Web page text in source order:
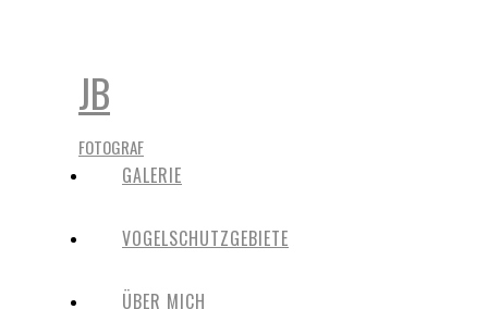
JB
FOTOGRAF
GALERIE
VOGELSCHUTZGEBIETE
ÜBER MICH